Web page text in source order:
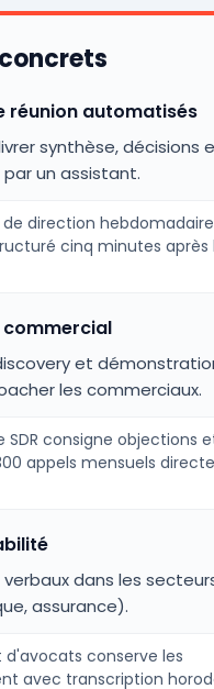
réunion automatisés
synthèse, décisions
un assistant.
direction
cinq minutes après
et
les commerciaux.
SDR consigne objections
appels mensuels
dans les
assurance).
d'avocats conserve les
avec transcription